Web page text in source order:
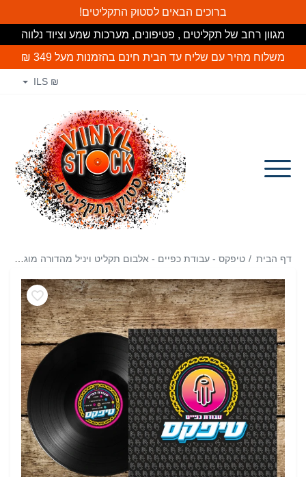
ברוכים הבאים לסטוק התקליטים!
מגוון רחב של תקליטים , פטיפונים, מערכות שמע וציוד נלווה
משלוח מהיר עם שליח עד הבית חינם בהזמנות מעל 349 ₪
₪ ILS
דף הבית טיפקס - עבודת כפיים - אלבום תקליט ויניל מהדורה מוגבלת LP